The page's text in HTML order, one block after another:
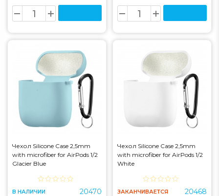
Чехол Silicone Case 2,5mm
with microfiber for AirPods 1/2
Glacier Blue
В НАЛИЧИИ 20470
Чехол Silicone Case 2,5mm
with microfiber for AirPods 1/2
White
ЗАКАНЧИВАЕТСЯ 20468